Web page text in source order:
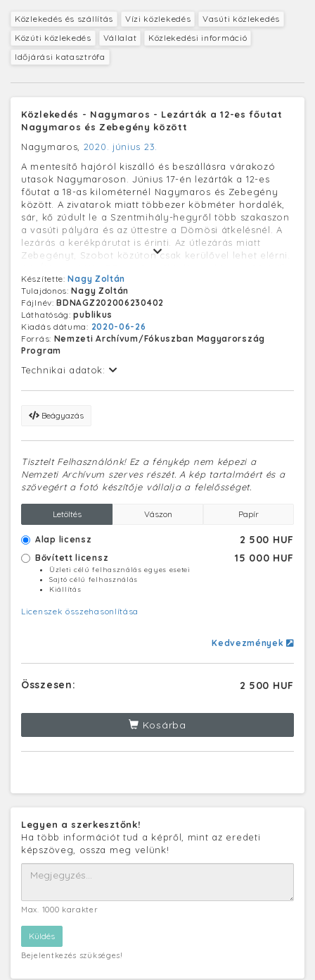
Közlekedés és szállítás Vízi közlekedés
Vasúti közlekedés
Közúti közlekedés
Vállalat
Közlekedési információ
Időjárási katasztrófa
Közlekedés - Nagymaros - Lezárták a 12-es főutat
Nagymaros és Zebegény között
Nagymaros, 2020. június 23.
A mentesítő hajóról kiszálló és beszállásra várakozó
utasok Nagymaroson. Június 17-én lezárták a 12-es
főutat a 18-as kilométernél Nagymaros és Zebegény
között. A zivatarok miatt többezer köbméter hordalék,
sár, kő zúdult le a Szentmihály-hegyről több szakaszon
a vasúti pályára és az úttestre a Dömösi átkelésnél. A
lezárás a kerékpárutat is érinti. Az útlezárás miatt
Zebegényt, Szobot közúton csak kerülővel lehet elérni.
ingyenes mentesítő hajójárat indult Nagymaros és
Zebegény között, mely reggeltől estig óránként
közlekedik.
Készítette:Nagy Zoltán
Tulajdonos:Nagy Zoltán
Fájlnév:BDNAGZ202006230402
Láthatóság:publikus
Kiadás dátuma: 2020-06-26
Forrás: Nemzeti Archívum/Fókuszban Magyarország
Program
Technikai adatok:
Beágyazás
Tisztelt Felhasználónk! Ez a fénykép nem képezi a
Nemzeti Archívum szerves részét. A kép tartalmáért és a
szövegért a fotó készítője vállalja a felelősséget.
Letöltés Vászon Papír
Alap licensz 2 500 HUF
Bővített licensz 15 000 HUF
Üzleti célú felhasználás egyes esetei
Sajtó célú felhasználás
Kiállítás
Licenszek összehasonlítása
Kedvezmények
Összesen: 2 500 HUF
Kosárba
Legyen a szerkesztőnk!
Ha több információt tud a képről, mint az eredeti
képszöveg, ossza meg velünk!
Max. 1000 karakter
Bejelentkezés szükséges!